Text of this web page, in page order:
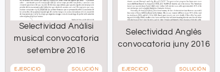
Selectividad Anàlisi
musical convocatoria
setembre 2016
EJERCICIO SOLUCIÓN
Selectividad Anglès
convocatoria juny 2016
EJERCICIO SOLUCIÓN